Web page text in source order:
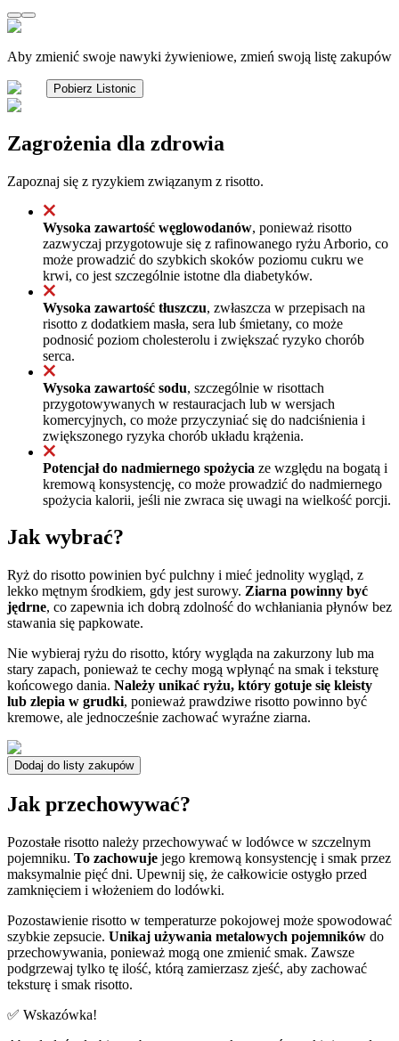
Aby zmienić swoje nawyki żywieniowe, zmień swoją listę zakupów
Pobierz Listonic
Zagrożenia dla zdrowia
Zapoznaj się z ryzykiem związanym z risotto.
Wysoka zawartość węglowodanów, ponieważ risotto
zazwyczaj przygotowuje się z rafinowanego ryżu Arborio, co
może prowadzić do szybkich skoków poziomu cukru we
krwi, co jest szczególnie istotne dla diabetyków.
Wysoka zawartość tłuszczu, zwłaszcza w przepisach na
risotto z dodatkiem masła, sera lub śmietany, co może
podnosić poziom cholesterolu i zwiększać ryzyko chorób
serca.
Wysoka zawartość sodu, szczególnie w risottach
przygotowywanych w restauracjach lub w wersjach
komercyjnych, co może przyczyniać się do nadciśnienia i
zwiększonego ryzyka chorób układu krążenia.
Potencjał do nadmiernego spożycia ze względu na bogatą i
kremową konsystencję, co może prowadzić do nadmiernego
spożycia kalorii, jeśli nie zwraca się uwagi na wielkość porcji.
Jak wybrać?
Ryż do risotto powinien być pulchny i mieć jednolity wygląd, z
lekko mętnym środkiem, gdy jest surowy. Ziarna powinny być
jędrne, co zapewnia ich dobrą zdolność do wchłaniania płynów bez
stawania się papkowate.
Nie wybieraj ryżu do risotto, który wygląda na zakurzony lub ma
stary zapach, ponieważ te cechy mogą wpłynąć na smak i teksturę
końcowego dania. Należy unikać ryżu, który gotuje się kleisty
lub zlepia w grudki, ponieważ prawdziwe risotto powinno być
kremowe, ale jednocześnie zachować wyraźne ziarna.
Dodaj do listy zakupów
Jak przechowywać?
Pozostałe risotto należy przechowywać w lodówce w szczelnym
pojemniku. To zachowuje jego kremową konsystencję i smak przez
maksymalnie pięć dni. Upewnij się, że całkowicie ostygło przed
zamknięciem i włożeniem do lodówki.
Pozostawienie risotto w temperaturze pokojowej może spowodować
szybkie zepsucie. Unikaj używania metalowych pojemników do
przechowywania, ponieważ mogą one zmienić smak. Zawsze
podgrzewaj tylko tę ilość, którą zamierzasz zjeść, aby zachować
teksturę i smak risotto.
✅ Wskazówka!